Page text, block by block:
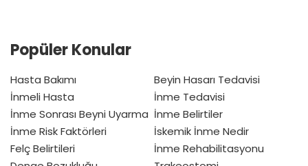
Popüler Konular
Hasta Bakımı
İnmeli Hasta
İnme Sonrası Beyni Uyarma
İnme Risk Faktörleri
Felç Belirtileri
Beyin Hasarı Tedavisi
İnme Tedavisi
İnme Belirtiler
İskemik İnme Nedir
İnme Rehabilitasyonu